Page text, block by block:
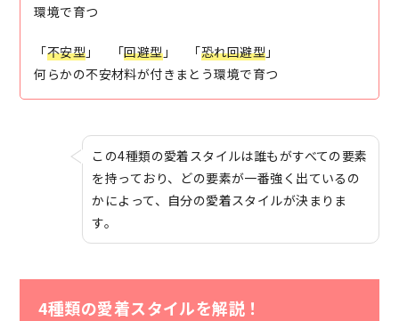
環境で育つ
「不安型 」 「回避型」 「恐れ回避型 」
何らかの不安材料が付きまとう環境で育つ
この4種類の愛着スタイルは誰もがすべての要素
を持っており、どの要素が一番強く出ているの
かによって、自分の愛着スタイルが決まりま
す。
4種類の愛着スタイルを解説！